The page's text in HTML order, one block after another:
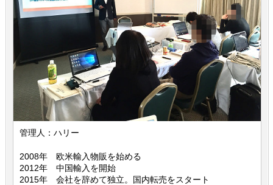
管理人：ハリー
2008年 欧米輸入物販を始める
2012年 中国輸入を開始
2015年 会社を辞めて独立。国内転売をスタート